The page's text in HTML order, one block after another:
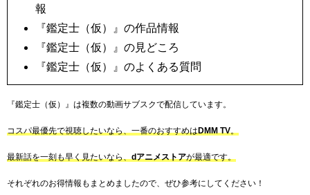
報
『鑑定士（仮）』の作品情報
『鑑定士（仮）』の見どころ
『鑑定士（仮）』のよくある質問
『鑑定士（仮）』は複数の動画サブスクで配信しています。
コスパ最優先で視聴したいなら、一番のおすすめはDMM TV。
最新話を一刻も早く見たいなら、 dアニメストアが最適です。
それぞれのお得情報もまとめましたので、ぜひ参考にしてください！